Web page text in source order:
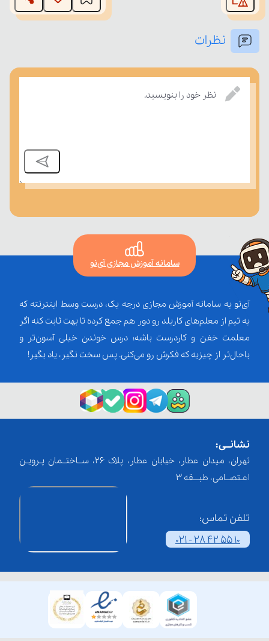
نظرات
نظر خود را بنویسید.
سامانه آموزش مجازی آی‌نو
آی‌نو یه سامانه آموزش مجازی درجه یک، درست وسط اینترنته که
یه تیم از معلم‌‌های کاربلد رو دور هم جمع کرده تا بهت ثابت کنه اگر
معلمت خفن و کاردرست باشه؛ درس خوندن خیلی آسون‌تر و
باحال‌تر از چیزیه که فکرش رو می‌کنی. پس سخت نگیر، یاد بگیر!
نشانــی:
تهران، میدان عطار، خیابان عطار، پلاک 26، ســاختــمان پـرویـن
اعـتصــامی، طبـــقه 3
تلفن تماس:
021 - 28 42 55 10